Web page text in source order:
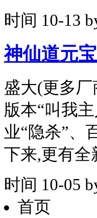
时间 10-13
神仙道元
盛大(更多
版本“叫我
业“隐杀”、
下来,更有全
时间 10-05
首页